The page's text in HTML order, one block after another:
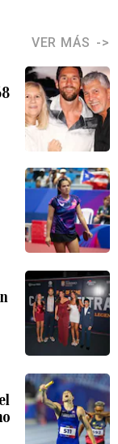
VER MÁS